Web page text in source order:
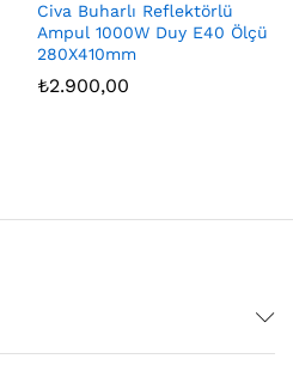
Civa Buharlı Reflektörlü
Ampul 1000W Duy E40 Ölçü
280X410mm
₺2.900,00